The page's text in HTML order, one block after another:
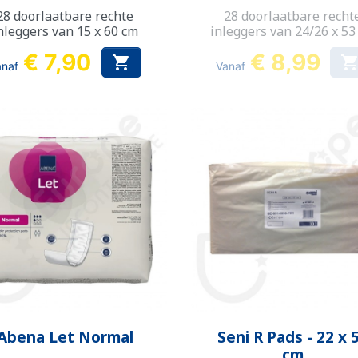
doorlaatbare rechte
van 15 x 60 cm
€ 7,90 
28 doorlaatbare
inleggers van 24/26 x 53
Vanaf € 8,99
Let Normal Snel bekijken
Seni R Pads - 22 x